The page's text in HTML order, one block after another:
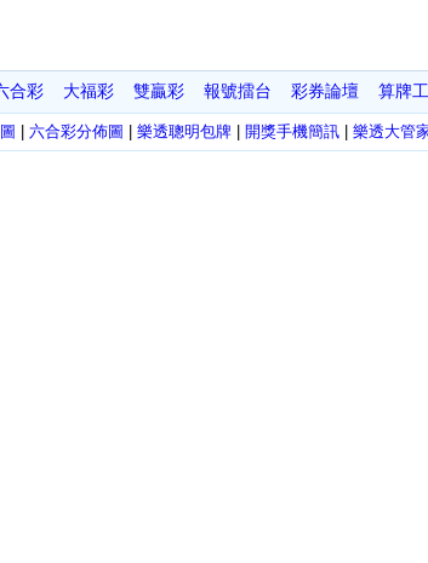
合彩 大福彩 雙贏彩 報號擂台 彩券論壇 算牌
六合彩分佈圖 樂透聰明包牌| 開獎手機簡訊| 樂透大管